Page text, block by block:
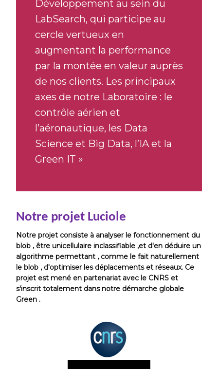
Développement au sein du
LabSearch, qui participe au
cercle vertueux en
augmentant la performance
par la montée en valeur auprès
de nos clients. Les principaux
axes de notre Laboratoire : le
contrôle aérien et
l’aéronautique, les Data
Science et Big Data, l’IA et la
Green IT »
Notre projet Luciole
Notre projet consiste à analyser le fonctionnement du
blob , être unicellulaire inclassifiable ,et d'en déduire un
algorithme permettant , comme le fait naturellement
le blob , d'optimiser les déplacements et réseaux. Ce
projet est mené en partenariat avec le CNRS et
s'inscrit totalement dans notre démarche globale
Green .